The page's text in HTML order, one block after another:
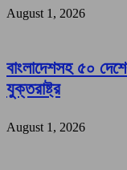
August 1, 2026
বাংলাদেশসহ ৫০
যুক্তরাষ্ট্র
August 1, 2026